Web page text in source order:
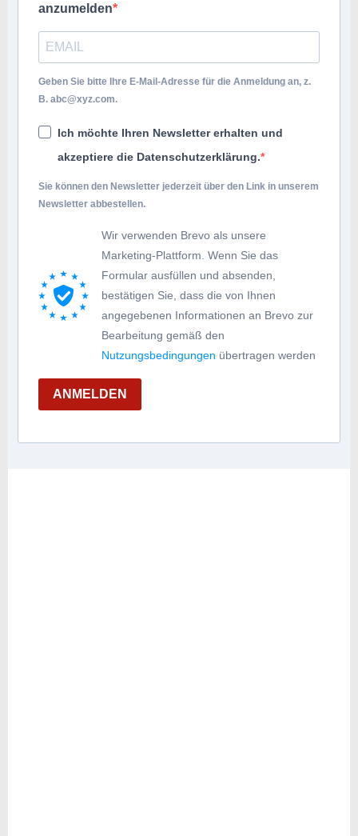
anzumelden
Geben Sie bitte Ihre E-Mail-Adresse für die Anmeldung an, z.
B. abc@xyz.com.
Ich möchte Ihren Newsletter erhalten und
akzeptiere die Datenschutzerklärung.
Sie können den Newsletter jederzeit über den Link in unserem
Newsletter abbestellen.
Wir verwenden Brevo als unsere
Marketing-Plattform. Wenn Sie das
Formular ausfüllen und absenden,
bestätigen Sie, dass die von Ihnen
angegebenen Informationen an Brevo zur
Bearbeitung gemäß den
Nutzungsbedingungen übertragen werden
ANMELDEN